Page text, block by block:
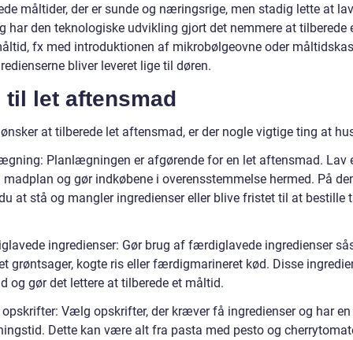
måltider, der er sunde og næringsrige, men stadig lette at
har den teknologiske udvikling gjort det nemmere at tilberede
fx med introduktionen af mikrobølgeovne oder
bliver leveret lige til døren.
til let aftensmad
at tilberede let aftensmad, er der nogle vigtige ting at
Planlægningen er afgørende for en let aftensmad. Lav
og gør indkøbene i overensstemmelse hermed. På
at stå og mangler ingredienser eller blive fristet til at bestille
ingredienser: Gør brug af færdiglavede ingredienser
grøntsager, kogte ris eller færdigmarineret kød. Disse
og gør det lettere at tilberede et måltid.
opskrifter: Vælg opskrifter, der kræver få ingredienser og har
Dette kan være alt fra pasta med pesto og